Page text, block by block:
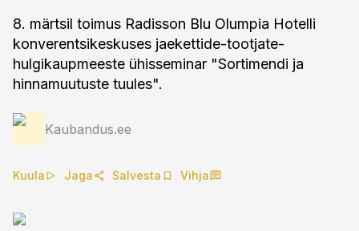
8. märtsil toimus Radisson Blu Olumpia Hotelli
konverentsikeskuses jaekettide-tootjate-
hulgikaupmeeste ühisseminar "Sortimendi ja
hinnamuutuste tuules".
Kaubandus.ee
Kuula Jaga Salvesta Vihja